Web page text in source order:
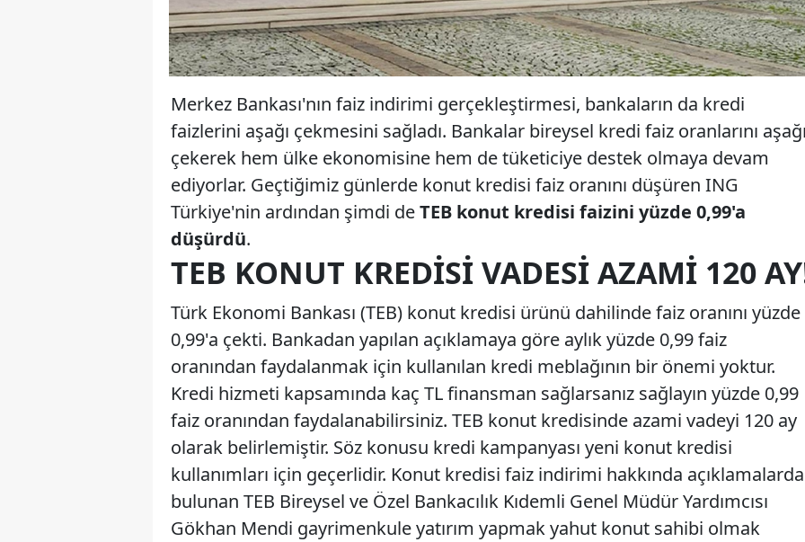
Merkez Bankası'nın faiz indirimi gerçekleştirmesi, bankaların da kredi
faizlerini aşağı çekmesini sağladı. Bankalar bireysel kredi faiz oranlarını
çekerek hem ülke ekonomisine hem de tüketiciye destek olmaya devam
ediyorlar. Geçtiğimiz günlerde konut kredisi faiz oranını düşüren ING
Türkiye'nin ardından şimdi deTEB konut kredisi faizini yüzde 0,99'a
düşürdü.
TEB KONUT KREDISI VADESI AZAMI 120
Türk Ekonomi Bankası (TEB) konut kredisi ürünü dahilinde faiz oranını yüzde
0,99'a çekti. Bankadan yapılan açıklamaya göre aylık yüzde 0,99 faiz
oranından faydalanmak için kullanılan kredi meblağının bir önemi yoktur.
Kredi hizmeti kapsamında kaç TL finansman sağlarsanız sağlayın yüzde 0,99
faiz oranından faydalanabilirsiniz. TEB konut kredisinde azami vadeyi 120 ay
olarak belirlemiştir. Söz konusu kredi kampanyası yeni konut kredisi
kullanımları için geçerlidir. Konut kredisi faiz indirimi hakkında açıklamalarda
bulunan TEB Bireysel ve Özel Bankacılık Kıdemli Genel Müdür Yardımcısı
Gökhan Mendi gayrimenkule yatırım yapmak yahut konut sahibi olmak